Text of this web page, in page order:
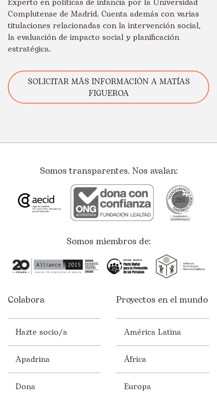
Experto en políticas de infancia por la Universidad
Complutense de Madrid. Cuenta además con varias
titulaciones relacionadas con la intervención social,
la evaluación de impacto social y planificación
estratégica.
SOLICITAR MÁS INFORMACIÓN A MATÍAS
FIGUEROA
Somos transparentes. Nos avalan:
Somos miembros de:
Colabora
Hazte socio/a
Apadrina
Dona
Proyectos en el mundo
América Latina
África
Europa